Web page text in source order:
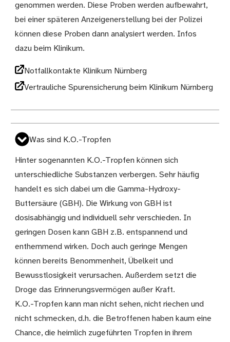
genommen werden. Diese Proben werden aufbewahrt,
bei einer späteren Anzeigenerstellung bei der Polizei
können diese Proben dann analysiert werden. Infos
dazu beim Klinikum.
Notfallkontakte Klinikum Nürnberg
Vertrauliche Spurensicherung beim Klinikum Nürnberg
Was sind K.O.-Tropfen
Hinter sogenannten K.O.-Tropfen können sich
unterschiedliche Substanzen verbergen. Sehr häufig
handelt es sich dabei um die Gamma-Hydroxy-
Buttersäure (GBH). Die Wirkung von GBH ist
dosisabhängig und individuell sehr verschieden. In
geringen Dosen kann GBH z.B. entspannend und
enthemmend wirken. Doch auch geringe Mengen
können bereits Benommenheit, Übelkeit und
Bewusstlosigkeit verursachen. Außerdem setzt die
Droge das Erinnerungsvermögen außer Kraft.
K.O.-Tropfen kann man nicht sehen, nicht riechen und
nicht schmecken, d.h. die Betroffenen haben kaum eine
Chance, die heimlich zugeführten Tropfen in ihrem